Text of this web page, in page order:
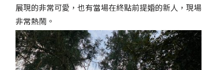
展現的非常可愛，也有當場在終點前提婚的新人，現場
非常熱鬧。